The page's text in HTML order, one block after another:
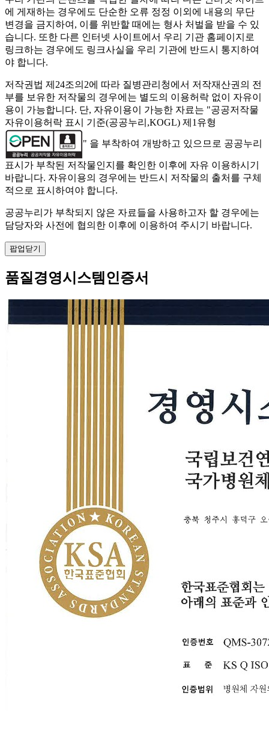
에 게재하는 경우에도 단순한 오류 정정 이외에 내용의 무단
변경을 금지하여, 이를 위반할 때에는 형사 처벌을 받을 수 있
습니다. 또한 다른 인터넷 사이트에서 우리 기관 홈페이지로
링크하는 경우에도 링크사실을 우리 기관에 반드시 통지하여
야 합니다.
저작권법 제24조의2에 따라 질병관리청에서 저작재산권의 전
부를 보유한 저작물의 경우에는 별도의 이용허락 없이 자유이
용이 가능합니다. 단, 자유이용이 가능한 자료는 "공공저작물
자유이용허락 표시 기준(공공누리,KOGL) 제1유형
" 을 부착하여 개방하고 있으므로 공공누리
표시가 부착된 저작물인지를 확인한 이후에 자유 이용하시기
바랍니다. 자유이용의 경우에는 반드시 저작물의 출처를 구체
적으로 표시하여야 합니다.
공공누리가 부착되지 않은 자료들을 사용하고자 할 경우에는
담당자와 사전에 협의한 이후에 이용하여 주시기 바랍니다.
팝업닫기
품질경영시스템인증서